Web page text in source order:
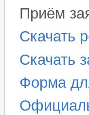
Приём
Скачать
Скачать
Форма